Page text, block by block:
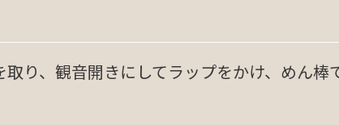
取り、観音開きにしてラップをかけ、めん棒